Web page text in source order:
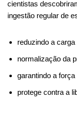
cientistas
ingestão regular de
reduzindo a
normalização da
garantindo a
protege contra a